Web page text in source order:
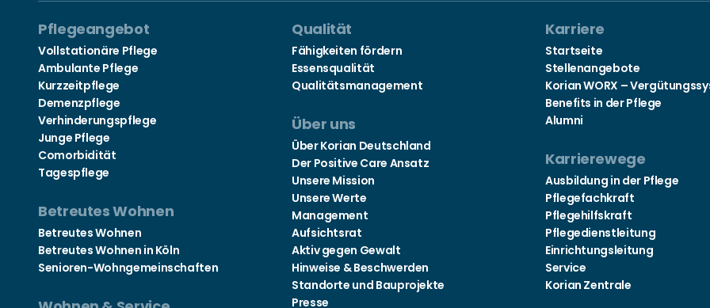
Pflegeangebot
Vollstationäre Pflege
Ambulante Pflege
Kurzzeitpflege
Demenzpflege
Verhinderungspflege
Junge Pflege
Comorbidität
Tagespflege
Betreutes Wohnen
Betreutes Wohnen
Betreutes Wohnen in Köln
Senioren-Wohngemeinschaften
Qualität
Fähigkeiten fördern
Essensqualität
Qualitätsmanagement
Über uns
Über Korian Deutschland
Der Positive Care Ansatz
Unsere Mission
Unsere Werte
Management
Aufsichtsrat
Aktiv gegen Gewalt
Hinweise & Beschwerden
Standorte und Bauprojekte
Presse
Karriere
Startseite
Stellenangebote
Korian WORX –
Benefits in der Pflege
Alumni
Karrierewege
Ausbildung in der Pflege
Pflegefachkraft
Pflegehilfskraft
Pflegedienstleitung
Einrichtungsleitung
Service
Korian Zentrale